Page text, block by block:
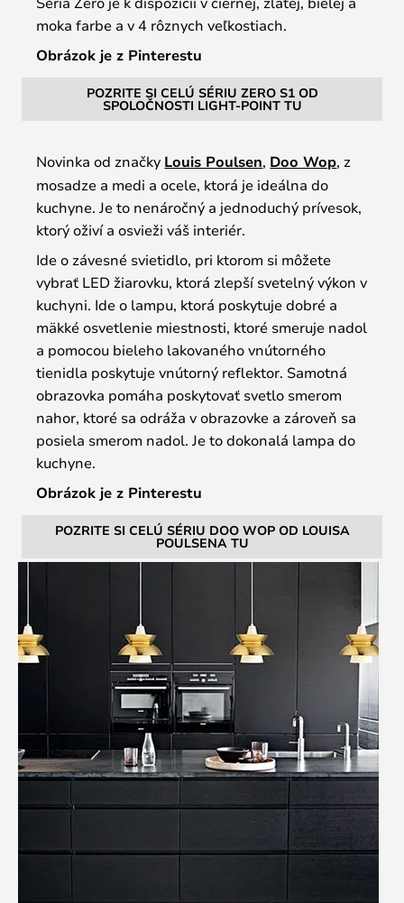
moka farbe a v 4 rôznych veľkostiach.
Obrázok je z Pinterestu
POZRITE SI CELÚ SÉRIU ZERO S1 OD
SPOLOČNOSTI LIGHT-POINT TU
Novinka od značky Louis Poulsen, Doo Wop, z
mosadze a medi a ocele, ktorá je ideálna do
kuchyne. Je to nenáročný a jednoduchý prívesok,
ktorý oživí a osvieži váš interiér.
Ide o závesné svietidlo, pri ktorom si môžete
vybrať LED žiarovku, ktorá zlepší svetelný výkon v
kuchyni. Ide o lampu, ktorá poskytuje dobré a
mäkké osvetlenie miestnosti, ktoré smeruje nadol
a pomocou bieleho lakovaného vnútorného
tienidla poskytuje vnútorný reflektor. Samotná
obrazovka pomáha poskytovať svetlo smerom
nahor, ktoré sa odráža v obrazovke a zároveň sa
posiela smerom nadol. Je to dokonalá lampa do
kuchyne.
Obrázok je z Pinterestu
POZRITE SI CELÚ SÉRIU DOO WOP OD LOUISA
POULSENA TU